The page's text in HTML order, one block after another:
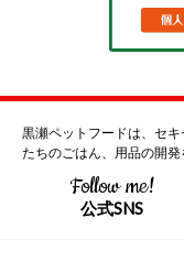
黒瀬ペットフードは、セ
たちのごはん、用品の開発
Follow me!
公式SNS